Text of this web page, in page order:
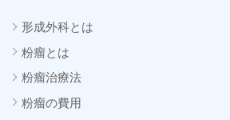
形成外科とは
粉瘤とは
粉瘤治療法
粉瘤の費用